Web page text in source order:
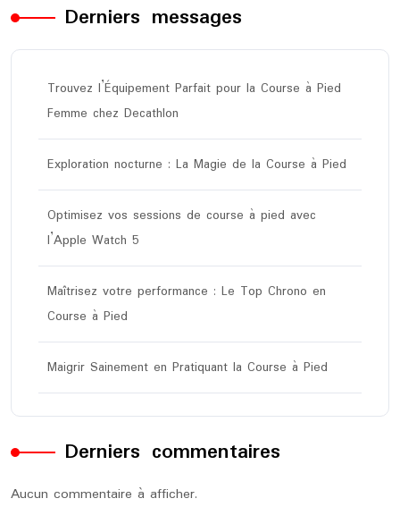
Derniers messages
Trouvez l’Équipement Parfait pour la Course à Pied
Femme chez Decathlon
Exploration nocturne : La Magie de la Course à Pied
Optimisez vos sessions de course à pied avec
l’Apple Watch 5
Maîtrisez votre performance : Le Top Chrono en
Course à Pied
Maigrir Sainement en Pratiquant la Course à Pied
Derniers commentaires
Aucun commentaire à afficher.